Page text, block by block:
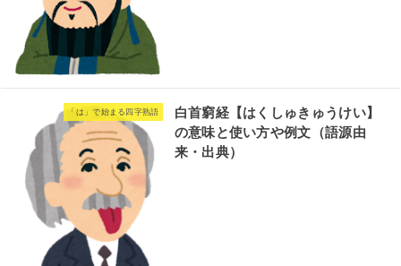
「は」で始まる四字熟語
白首窮経【はくしゅきゅうけい】
の意味と使い方や例文（語源由
来・出典）